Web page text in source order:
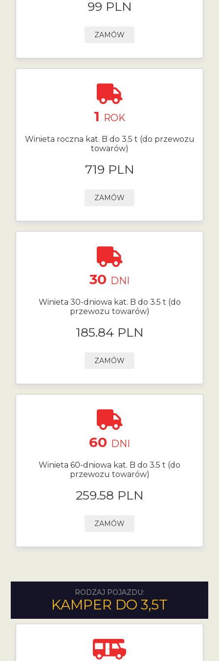
99 PLN
ZAMÓW
1 ROK
Winieta roczna kat. B do 3.5 t (do przewozu
towarów)
719 PLN
ZAMÓW
30 DNI
Winieta 30-dniowa kat. B do 3.5 t (do
przewozu towarów)
185.84 PLN
ZAMÓW
60 DNI
Winieta 60-dniowa kat. B do 3.5 t (do
przewozu towarów)
259.58 PLN
ZAMÓW
RODZAJ POJAZDU:
KAMPER DO 3,5T